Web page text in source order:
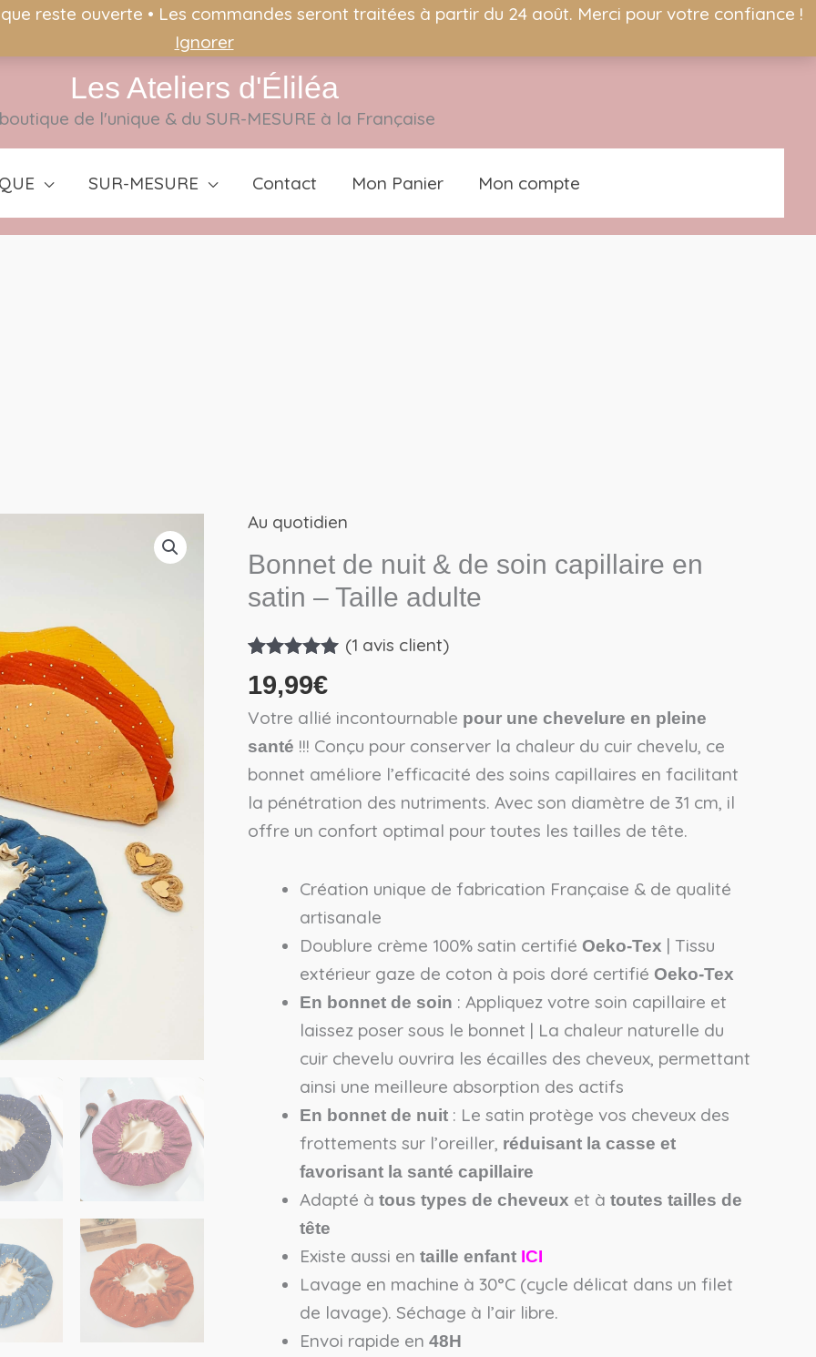
reste ouverte • Les commandes seront traitées à partir du 24 août. Merci pour votre confiance !
Ignorer
Les Ateliers d'Éliléa
de l'unique & du SUR-MESURE à la Française
SUR-MESURE Contact Mon Panier Mon compte
Au quotidien
Bonnet de nuit & de soin capillaire en
satin – Taille adulte
sur 5 basé
notation
client
(1 avis client)
19,99€
Votre allié incontournable pour une chevelure en pleine
santé !!! Conçu pour conserver la chaleur du cuir chevelu, ce
bonnet améliore l’efficacité des soins capillaires en facilitant
la pénétration des nutriments. Avec son diamètre de 31 cm, il
offre un confort optimal pour toutes les tailles de tête.
Création unique de fabrication Française & de qualité
artisanale
Doublure crème 100% satin certifié Oeko-Tex
| Tissu
extérieur gaze de coton à pois doré certifié Oeko-Tex
En bonnet de soin : Appliquez votre soin capillaire et
laissez poser sous le bonnet | La chaleur naturelle du
cuir chevelu ouvrira les écailles des cheveux, permettant
ainsi une meilleure absorption des actifs
En bonnet de nuit : Le satin protège vos cheveux des
frottements sur l’oreiller, réduisant la casse et
favorisant la santé capillaire
Adapté à tous types de cheveux et à toutes tailles de
tête
Existe aussi en taille enfant ICI
Lavage en machine à 30°C (cycle délicat dans un filet
de lavage). Séchage à l’air libre.
Envoi rapide en 48H
quantité
de
Bonnet
de
nuit
de
soin
capillaire
en
satin
-
adulte